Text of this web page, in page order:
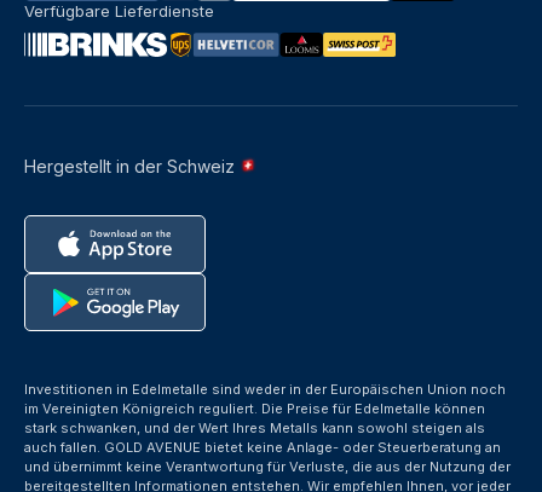
Hergestellt in der Schweiz
Verfügbare Lieferdienste
Investitionen in Edelmetalle sind weder in der Europäischen Union noch
im Vereinigten Königreich reguliert. Die Preise für Edelmetalle können
stark schwanken, und der Wert Ihres Metalls kann sowohl steigen als
auch fallen. GOLD AVENUE bietet keine Anlage- oder Steuerberatung an
und übernimmt keine Verantwortung für Verluste, die aus der Nutzung der
bereitgestellten Informationen entstehen. Wir empfehlen Ihnen, vor jeder